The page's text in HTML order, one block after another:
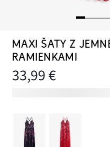
MAXI ŠATY Z
RAMIENKAMI
33,99 €